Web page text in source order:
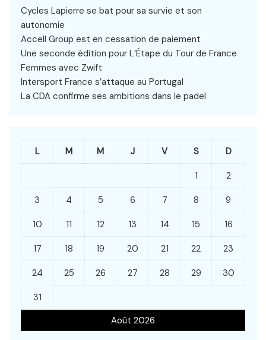
Cycles Lapierre se bat pour sa survie et son
autonomie
Accell Group est en cessation de paiement
Une seconde édition pour L’Étape du Tour de France
Femmes avec Zwift
Intersport France s’attaque au Portugal
La CDA confirme ses ambitions dans le padel
Août 2026
L M M J V S D
1 2
3 4 5 6 7 8 9
10 11 12 13 14 15 16
17 18 19 20 21 22 23
24 25 26 27 28 29 30
31